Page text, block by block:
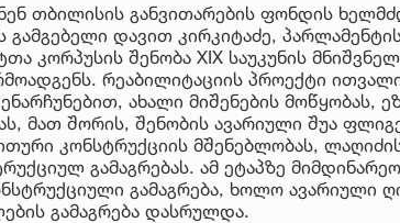
თბილისის განვითარების ფონდის
გამგებელი დავით კირკიტაძე,
კორპუსის შენობა XIX საუკუნის
რეაბილიტაციის პროექტი
ახალი მიშენების მოწყობას,
მათ შორის, შენობის ავარიული შუა
კონსტრუქციის მშენებლობას, ლაღიძის
გამაგრებას. ამ ეტაპზე
გამაგრება, ხოლო ავარიული
გამაგრება დასრულდა.